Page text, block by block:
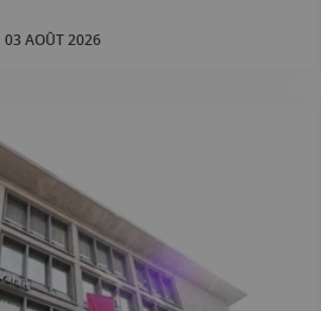
03 AOÛT 2026